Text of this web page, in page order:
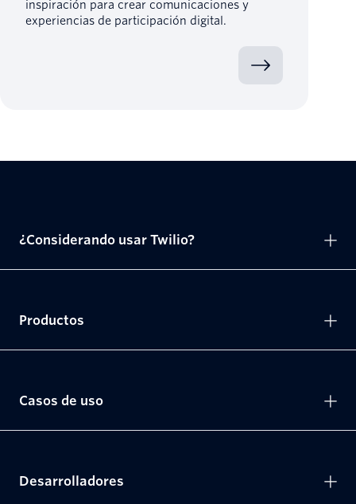
inspiración para crear comunicaciones y
experiencias de participación digital.
¿Considerando usar Twilio?
Productos
Casos de uso
Desarrolladores